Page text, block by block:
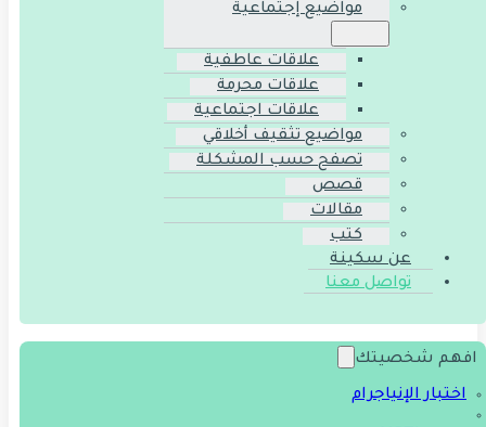
مواضيع إجتماعية
علاقات عاطفية
علاقات محرمة
علاقات اجتماعية
مواضيع تثقيف أخلاقي
تصفح حسب المشكلة
قصص
مقالات
كتب
عن سكينة
تواصل معنا
افهم شخصيتك
اختبار الإنياجرام